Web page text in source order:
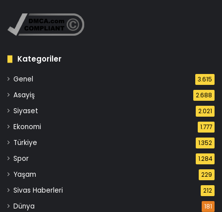
Kategoriler
Genel 3.615
Asayiş 2.688
Siyaset 2.021
Ekonomi 1.777
Türkiye 1.352
Spor 1.284
Yaşam 229
Sivas Haberleri 212
Dünya 181